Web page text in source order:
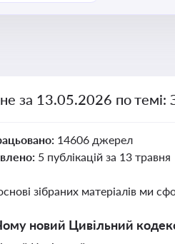
за 13.05.2026 по темі:
14606 джерел
5 публікацій за 13 травня
зібраних матеріалів ми
новий Цивільний